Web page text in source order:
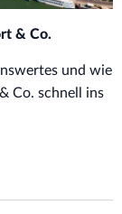
& Co.
und wie
Co. schnell ins